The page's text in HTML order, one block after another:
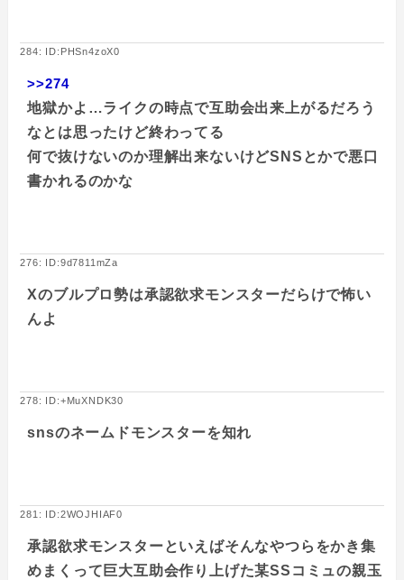
284: ID:PHSn4zoX0
>>274
地獄かよ…ライクの時点で互助会出来上がるだろう
なとは思ったけど終わってる
何で抜けないのか理解出来ないけどSNSとかで悪口
書かれるのかな
276: ID:9d7811mZa
Xのブルプロ勢は承認欲求モンスターだらけで怖い
んよ
278: ID:+MuXNDK30
snsのネームドモンスターを知れ
281: ID:2WOJHIAF0
承認欲求モンスターといえばそんなやつらをかき集
めまくって巨大互助会作り上げた某SSコミュの親玉